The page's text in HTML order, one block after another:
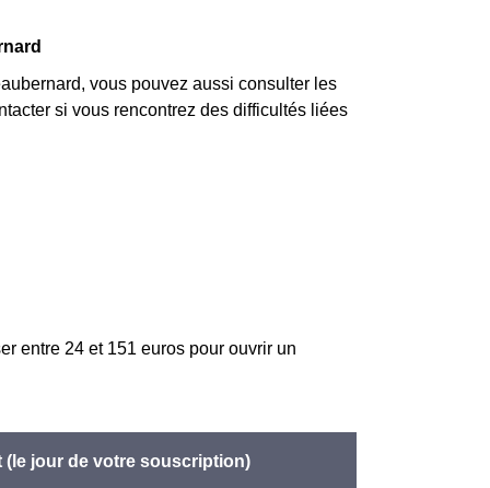
vous pouvez aussi consulter les
si vous rencontrez des difficultés liées
entre 24 et 151 euros pour ouvrir un